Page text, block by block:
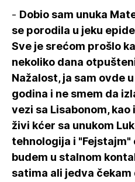
- Dobio sam unuka
se porodila u jeku
Sve je srećom prošlo
nekoliko dana
Nažalost, ja sam ovde
godina i ne smem da
vezi sa Lisabonom, kao
živi kćer sa unukom
tehnologija i "Fejstajm"
budem u stalnom
satima ali jedva